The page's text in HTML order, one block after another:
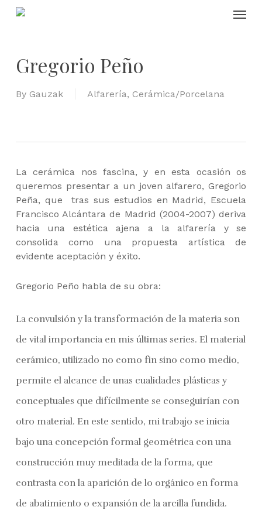
Skip
Gregorio Peño
By Gauzak Alfarería, Cerámica/Porcelana
La cerámica nos fascina, y en esta ocasión os
queremos presentar a un joven alfarero, Gregorio
Peña, que tras sus estudios en Madrid, Escuela
Francisco Alcántara de Madrid (2004-2007) deriva
hacia una estética ajena a la alfarería y se
consolida como una propuesta artística de
evidente aceptación y éxito.
Gregorio Peño habla de su obra:
La convulsión y la transformación de la materia son
de vital importancia en mis últimas series. El material
cerámico, utilizado no como fin sino como medio,
permite el alcance de unas cualidades plásticas y
conceptuales que difícilmente se conseguirían con
otro material. En este sentido, mi trabajo se inicia
bajo una concepción formal geométrica con una
construcción muy meditada de la forma, que
contrasta con la aparición de lo orgánico en forma
de abatimiento o expansión de la arcilla fundida.